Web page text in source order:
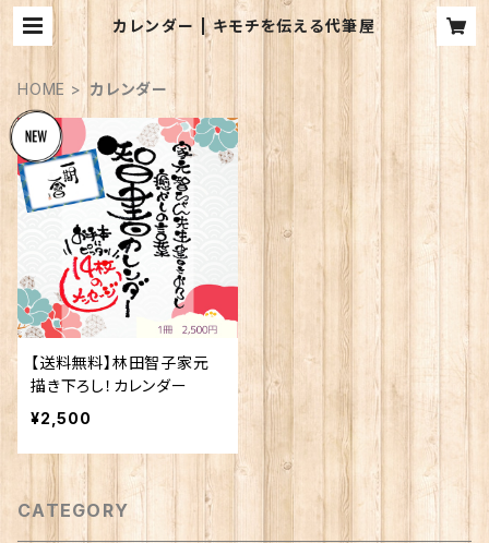
カレンダー | キモチを伝える代筆屋
HOME カレンダー
【送料無料】林田智子家元
描き下ろし！カレンダー
¥2,500
CATEGORY